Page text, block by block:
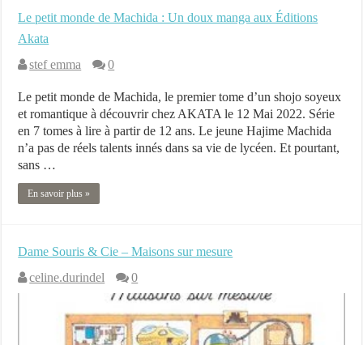
Le petit monde de Machida : Un doux manga aux Éditions
Akata
stef emma
0
Le petit monde de Machida, le premier tome d’un shojo soyeux
et romantique à découvrir chez AKATA le 12 Mai 2022. Série
en 7 tomes à lire à partir de 12 ans. Le jeune Hajime Machida
n’a pas de réels talents innés dans sa vie de lycéen. Et pourtant,
sans …
En savoir plus »
Dame Souris & Cie – Maisons sur mesure
celine.durindel
0